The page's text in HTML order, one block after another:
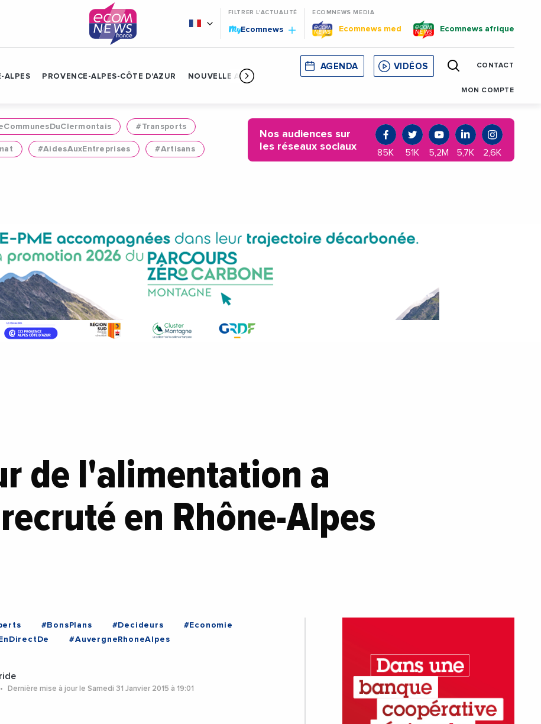
FILTRER L'ACTUALITÉ
MyEcomnews
ECOMNEWS MEDIA
Ecomnews med Ecomnews afrique
ALPES PROVENCE-ALPES-CÔTE D'AZUR NOUVELLE AQUITAINE CORSE MONACO CATALOGNE
AGENDA VIDÉOS CONTACT
MON COMPTE
#Transports
#AidesAuxEntreprises #Artisans
Nos audiences sur
les réseaux sociaux
85K 51K 5,2M 5,7K 2,6K
de l'alimentation a
en Rhône-Alpes
#BonsPlans #Decideurs
#Economie
#AuvergneRhoneAlpes
Dernière mise à jour le Samedi 31 Janvier 2015 à 19:01